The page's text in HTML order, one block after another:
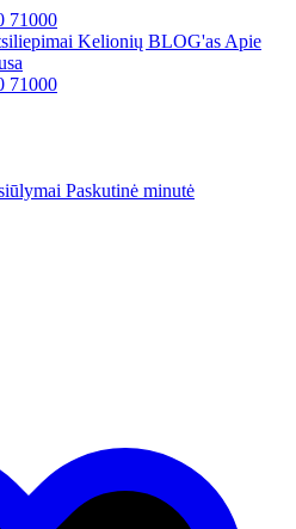
71000
Kelionių BLOG'as Apie
71000
Paskutinė minutė